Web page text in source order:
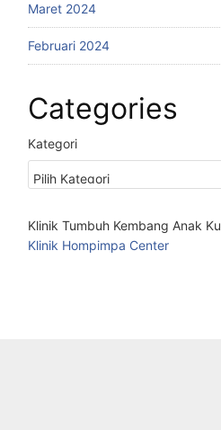
Maret 2024
Februari 2024
Categories
Kategori
Klinik Tumbuh Kembang Anak
Klinik Hompimpa Center